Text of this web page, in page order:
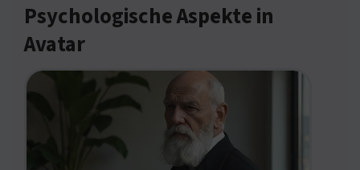
Psychologische Aspekte in
Avatar